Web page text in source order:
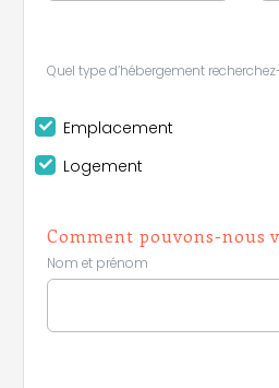
Quel type d’hébergement
Emplacement
Logement
Comment pouvons-nous
Nom et prénom